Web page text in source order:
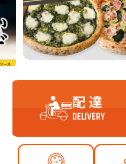
配 達
DELIVERY